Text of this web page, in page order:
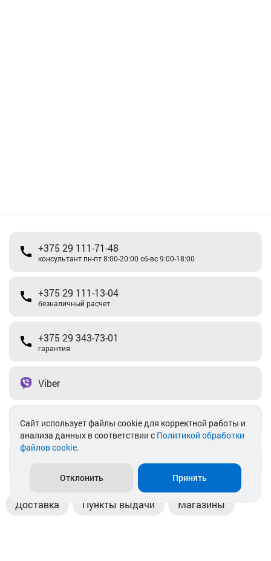
+375 29 111-71-48
консультант пн-пт 8:00-20:00 сб-вс 9:00-18:00
+375 29 111-13-04
безналичный расчет
+375 29 343-73-01
гарантия
Viber
Telegram
Доставка Пункты выдачи Магазины
Cайт использует файлы cookie для корректной работы и
анализа данных в соответствии с Политикой обработки
файлов cookie.
Отклонить Принять